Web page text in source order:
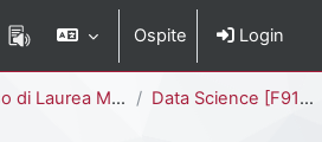
Ospite Login
Laurea Magistrale Data Science [F9101Q]